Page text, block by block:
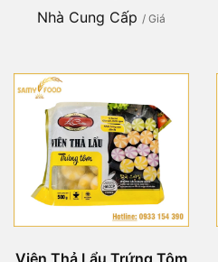
Nhà Cung Cấp / Giá
Viên Thả Lẩu Trứng Tôm